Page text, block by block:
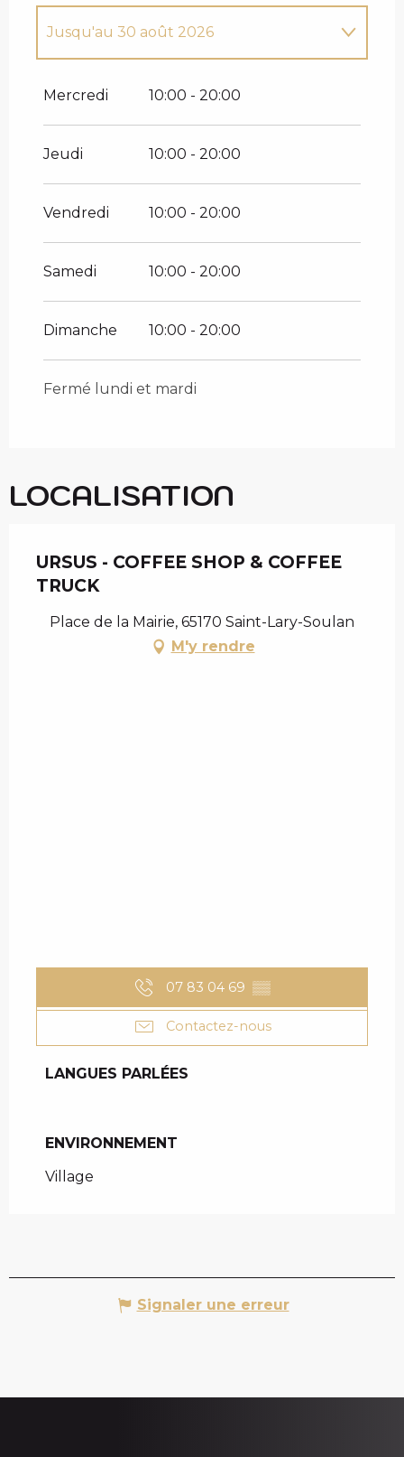
1 janvier 2026
Jusqu'au 30 août 2026
Mercredi 10:00 - 20:00
Jeudi 10:00 - 20:00
Vendredi 10:00 - 20:00
Samedi 10:00 - 20:00
Dimanche 10:00 - 20:00
Fermé lundi et mardi
LOCALISATION
URSUS - COFFEE SHOP & COFFEE
TRUCK
Place de la Mairie, 65170 Saint-Lary-Soulan
M'y rendre
07 83 04 69 ▒▒
Contactez-nous
LANGUES PARLÉES
LANGUES PARLÉES
ENVIRONNEMENT
ENVIRONNEMENT
Village
Signaler une erreur